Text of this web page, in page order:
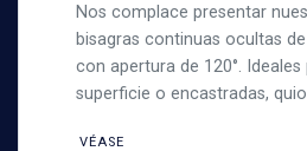
120°
Nos complace presentar
bisagras continuas ocultas
con apertura de 120°.
superficie o encastradas,
VÉASE